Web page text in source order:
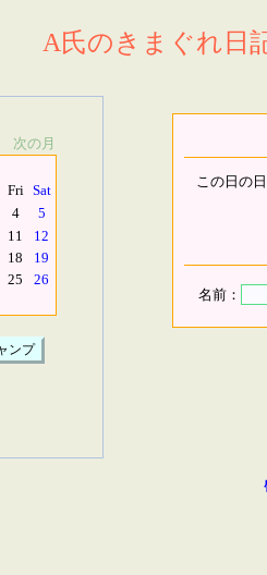
A氏のきまぐれ日
次の月
Fri Sat
4
5
11
12
18
19
25
26
この日の
名前：